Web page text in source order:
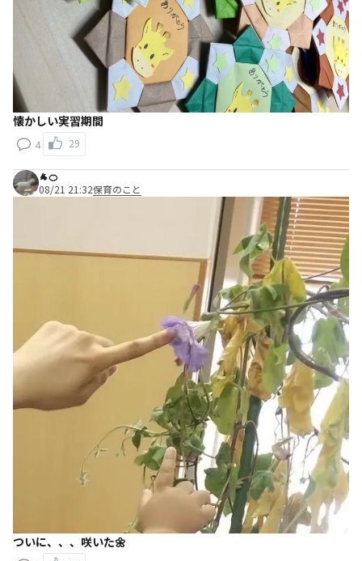
懐かしい実習期間
4 29
🐐🍊
08/21 21:32保育のこと
ついに、、、咲いた🌼